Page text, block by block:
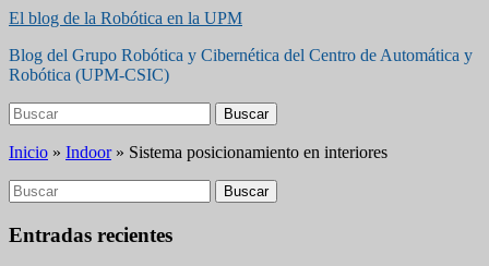
Saltar
contenido
principal
El blog de la Robótica en la UPM
Blog del Grupo Robótica y Cibernética del Centro de Automática y
Robótica (UPM-CSIC)
Buscar:
Buscar
Inicio » Indoor» Sistema posicionamiento en interiores
Buscar:
Buscar
Entradas recientes